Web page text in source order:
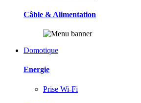
Câble & Alimentation
Domotique
Energie
Prise Wi-Fi